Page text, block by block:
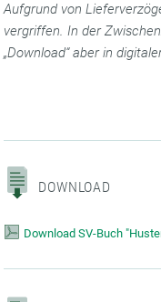
Aufgrund von
vergriffen. In der
„Download“ aber in
DOWNLOAD
Download SV-Buch